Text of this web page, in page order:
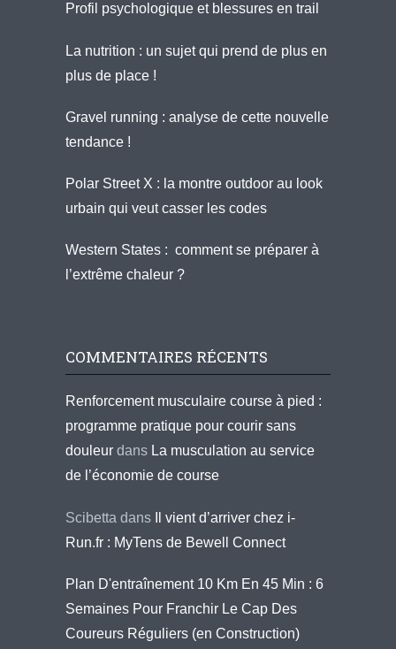
Profil psychologique et blessures en trail
La nutrition : un sujet qui prend de plus en
plus de place !
Gravel running : analyse de cette nouvelle
tendance !
Polar Street X : la montre outdoor au look
urbain qui veut casser les codes
Western States : comment se préparer à
l’extrême chaleur ?
COMMENTAIRES RÉCENTS
Renforcement musculaire course à pied :
programme pratique pour courir sans
douleur dans La musculation au service
de l’économie de course
Scibetta dans
Il vient d’arriver chez i-
Run.fr : MyTens de Bewell Connect
Plan D'entraînement 10 Km En 45 Min : 6
Semaines Pour Franchir Le Cap Des
Coureurs Réguliers (en Construction)